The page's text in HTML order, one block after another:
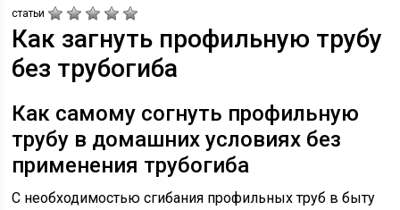
статьи
Как загнуть профильную трубу
без трубогиба
Как самому согнуть профильную
трубу в домашних условиях без
применения трубогиба
С необходимостью сгибания профильных труб в быту